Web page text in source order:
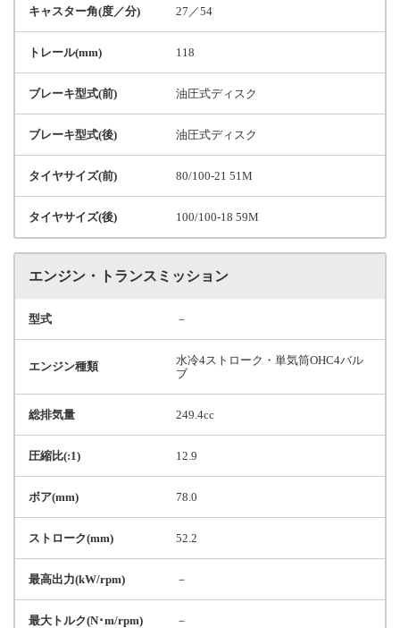
キャスター角(度／分) 27／54
トレール(mm) 118
ブレーキ型式(前) 油圧式ディスク
ブレーキ型式(後) 油圧式ディスク
タイヤサイズ(前) 80/100-21 51M
タイヤサイズ(後) 100/100-18 59M
エンジン・トランスミッション
型式 －
エンジン種類
水冷4ストローク・単気筒OHC4バル
ブ
総排気量 249.4cc
圧縮比(:1) 12.9
ボア(mm) 78.0
ストローク(mm) 52.2
最高出力(kW/rpm) －
最大トルク(N･m/rpm) －